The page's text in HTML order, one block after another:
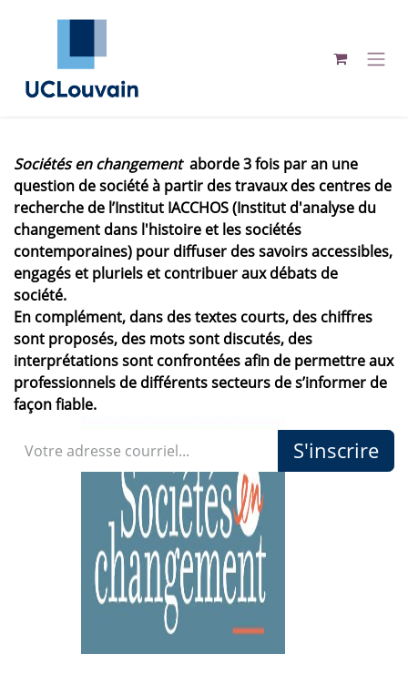
Se rendre au contenu
Sociétés en changement aborde 3 fois par an une
question de société à partir des travaux des centres de
recherche de l’Institut IACCHOS (Institut d'analyse du
changement dans l'histoire et les sociétés
contemporaines) pour diffuser des savoirs accessibles,
engagés et pluriels et contribuer aux débats de
société.
En complément, dans des textes courts, des chiffres
sont proposés, des mots sont discutés, des
interprétations sont confrontées afin de permettre aux
professionnels de différents secteurs de s’informer de
façon fiable.
S'inscrire